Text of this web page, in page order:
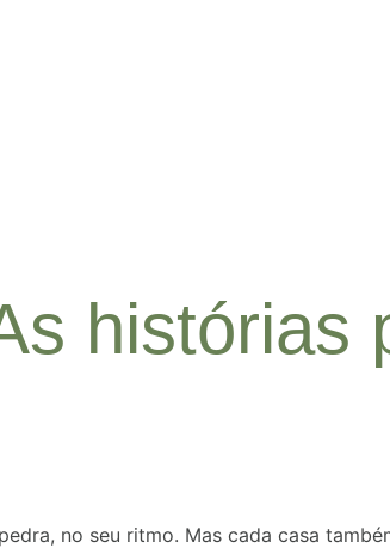
histórias
no seu ritmo. Mas cada casa